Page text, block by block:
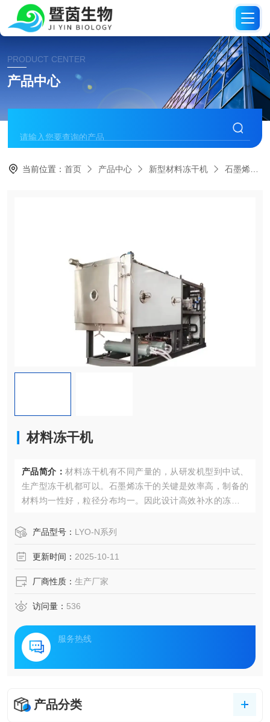
PRODUCT CENTER
产品中心
当前位置：首页 产品中心 新型材料冻干机 石墨烯冻干机
材料冻干机
产品简介： 材料冻干机有不同产量的，从研发机型到中试、
生产型冻干机都可以。石墨烯冻干的关键是效率高，制备的
材料均一性好，粒径分布均一。因此设计高效补水的冻干机
水效率高等特点
产品型号： LYO-N系列
更新时间： 2025-10-11
厂商性质： 生产厂家
访问量： 536
服务热线
产品分类